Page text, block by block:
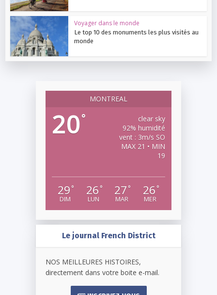
Voyager dans le monde
Le top 10 des monuments les plus visités au
monde
MONTREAL
20°
clear sky
92% humidité
vent : 3m/s SO
MAX 21 • MIN
19
29 °
DIM
26 °
LUN
27 °
MAR
26 °
MER
Le journal French District
NOS MEILLEURES HISTOIRES,
directement dans votre boite e-mail.